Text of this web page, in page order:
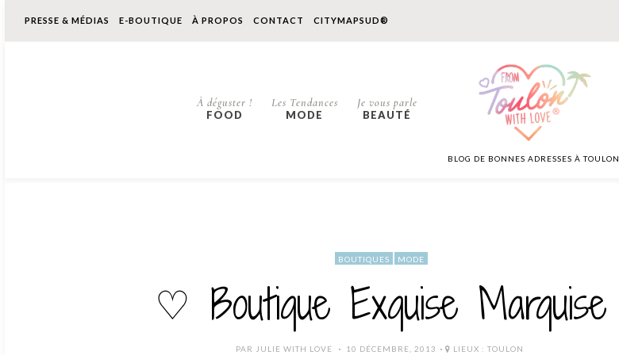
PRESSE & MÉDIAS E-BOUTIQUE À PROPOS CONTACT CITYMAPSUD®
À déguster !
FOOD
Les Tendances
MODE
Je vous parle
BEAUTÉ
BLOG DE BONNES ADRESSES À TOULON
BOUTIQUES MODE
♡ Boutique Exquise Marquise
PAR JULIE WITH LOVE POSTED
10 DÉCEMBRE, 2013 LIEUX : TOULON